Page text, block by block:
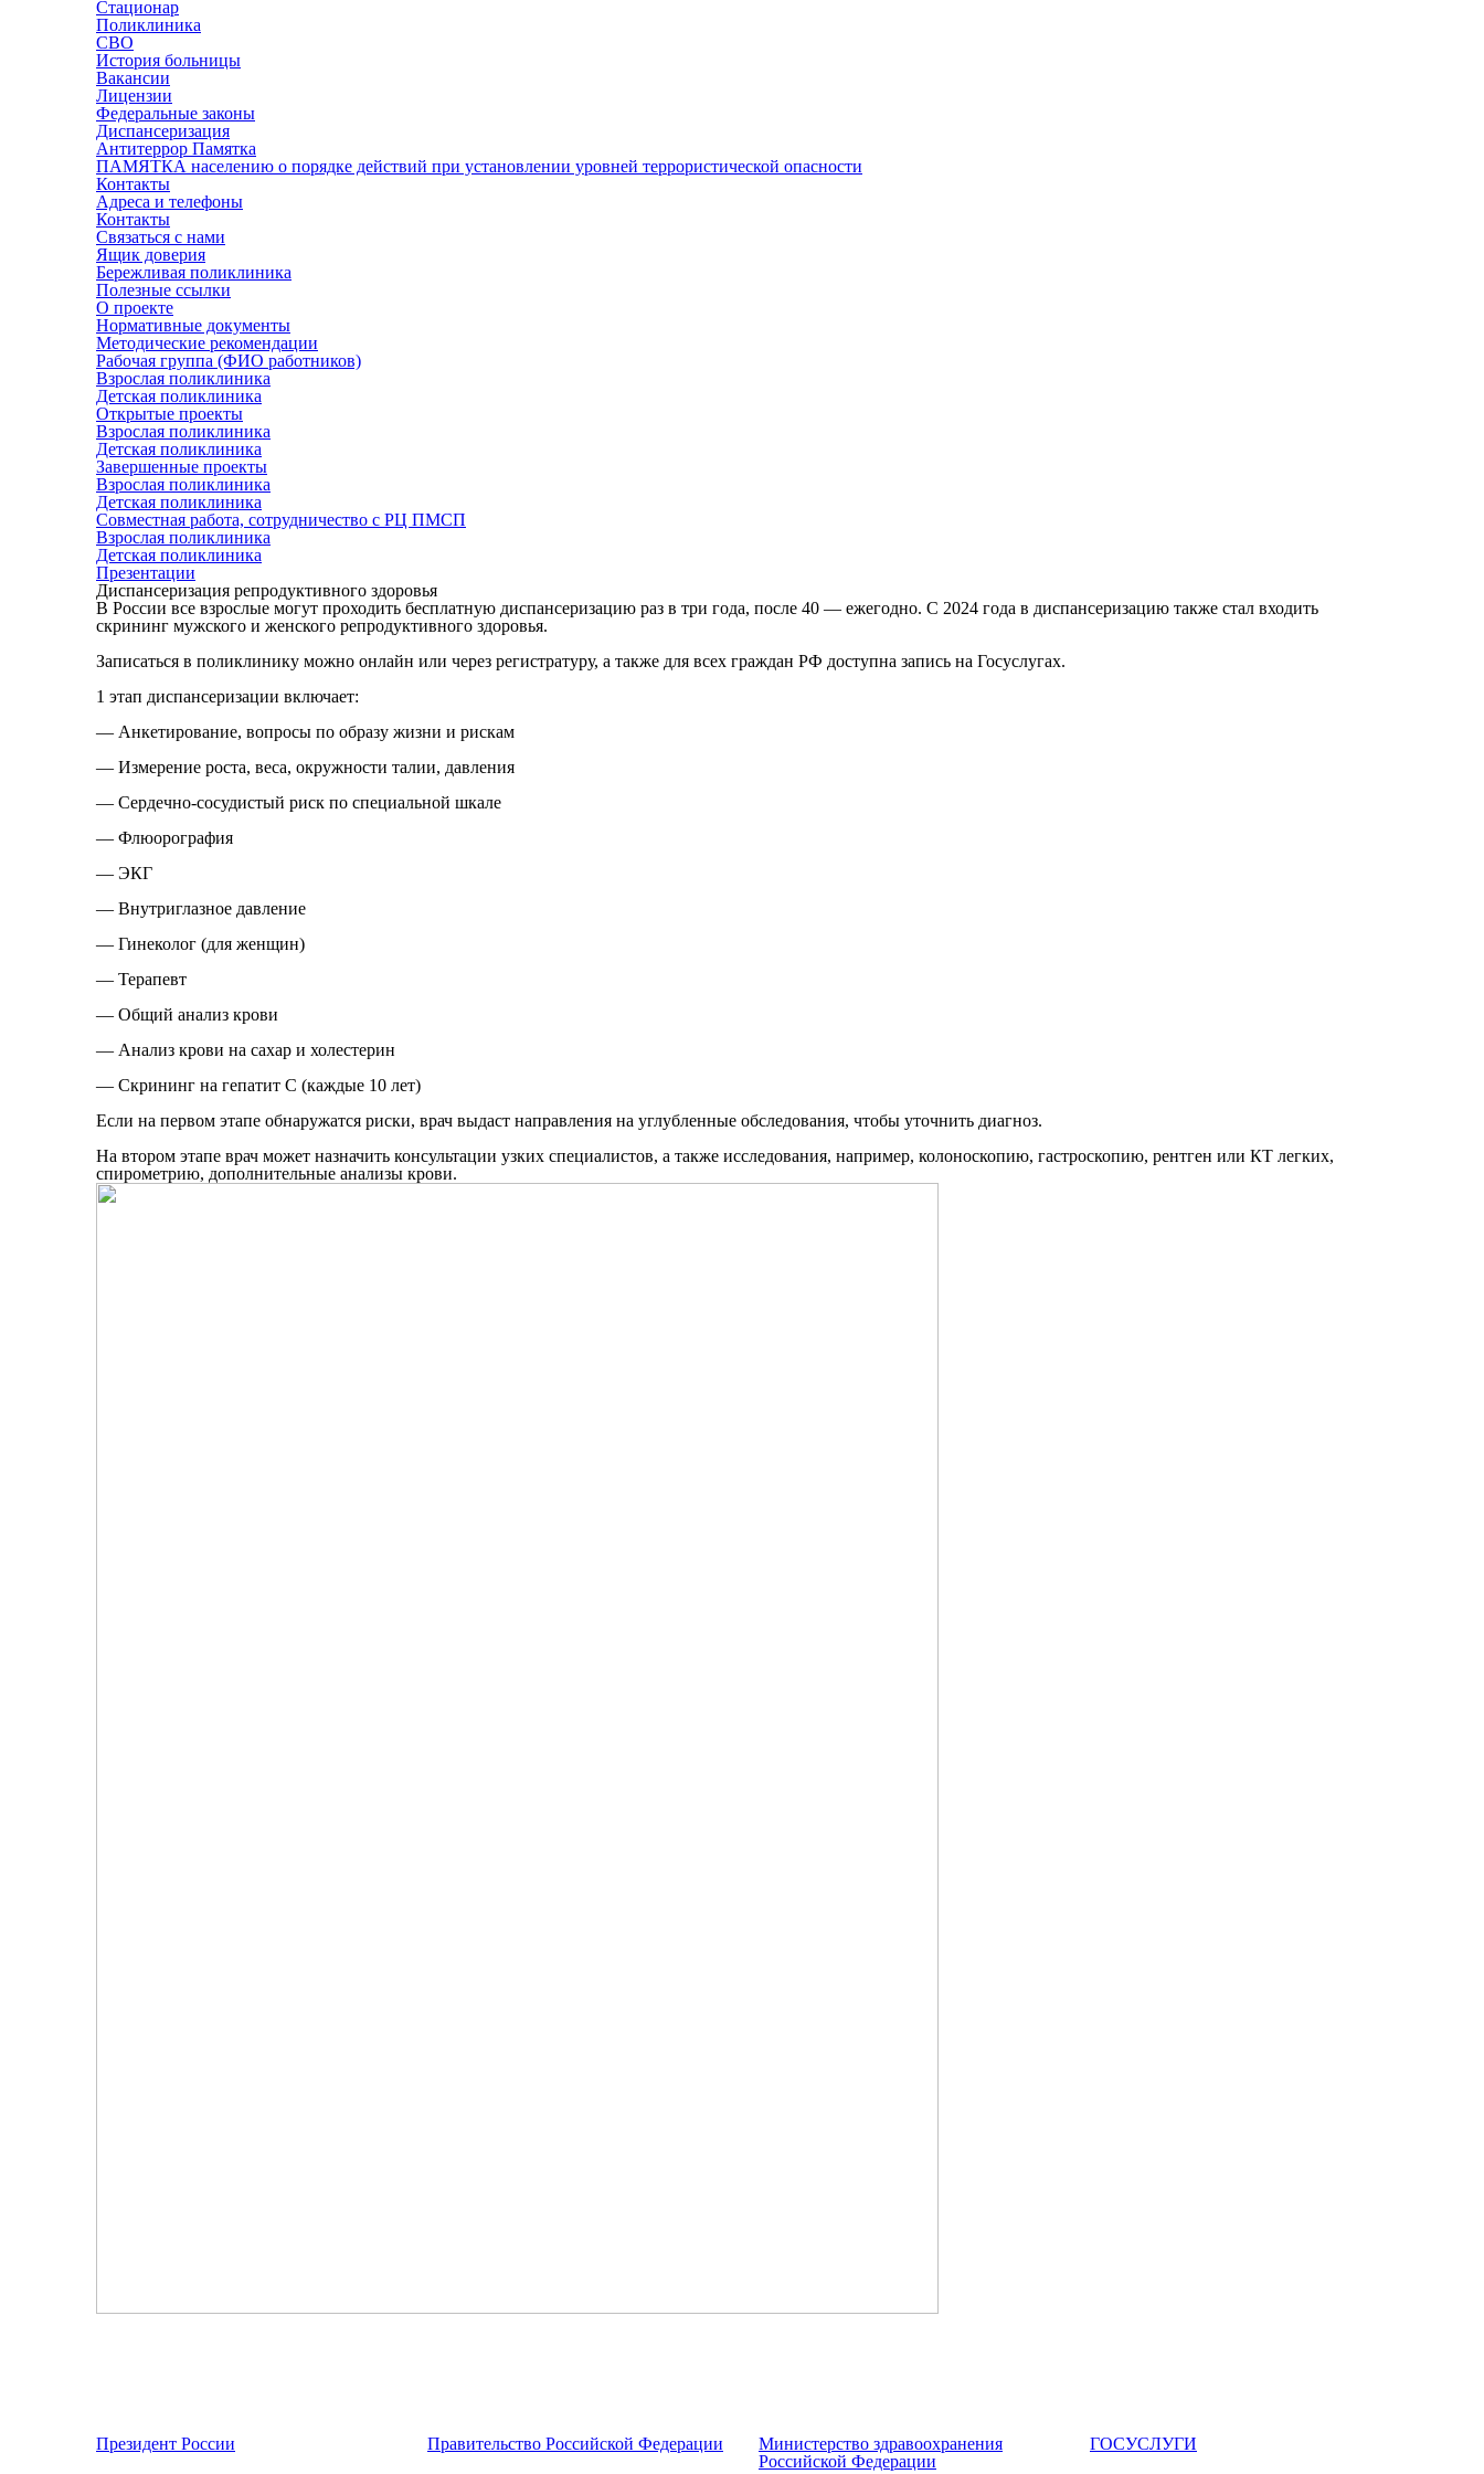
Стационар
Поликлиника
СВО
История больницы
Вакансии
Лицензии
Федеральные законы
Диспансеризация
Антитеррор Памятка
ПАМЯТКА населению о порядке действий при установлении уровней террористической опасности
Контакты
Адреса и телефоны
Контакты
Связаться с нами
Ящик доверия
Бережливая поликлиника
Полезные ссылки
О проекте
Нормативные документы
Методические рекомендации
Рабочая группа (ФИО работников)
Взрослая поликлиника
Детская поликлиника
Открытые проекты
Взрослая поликлиника
Детская поликлиника
Завершенные проекты
Взрослая поликлиника
Детская поликлиника
Совместная работа, сотрудничество с РЦ ПМСП
Взрослая поликлиника
Детская поликлиника
Презентации
Диспансеризация репродуктивного здоровья
В России все взрослые могут проходить бесплатную диспансеризацию раз в три года, после 40 — ежегодно. С 2024 года в диспансеризацию также стал входить
скрининг мужского и женского репродуктивного здоровья.
Записаться в поликлинику можно онлайн или через регистратуру, а также для всех граждан РФ доступна запись на Госуслугах.
1 этап диспансеризации включает:
— Анкетирование, вопросы по образу жизни и рискам
— Измерение роста, веса, окружности талии, давления
— Сердечно-сосудистый риск по специальной шкале
— Флюорография
— ЭКГ
— Внутриглазное давление
— Гинеколог (для женщин)
— Терапевт
— Общий анализ крови
— Анализ крови на сахар и холестерин
— Скрининг на гепатит С (каждые 10 лет)
Если на первом этапе обнаружатся риски, врач выдаст направления на углубленные обследования, чтобы уточнить диагноз.
На втором этапе врач может назначить консультации узких специалистов, а также исследования, например, колоноскопию, гастроскопию, рентген или КТ легких,
спирометрию, дополнительные анализы крови.
Президент России Правительство Российской Федерации
Министерство здравоохранения
Российской Федерации
ГОСУСЛУГИ